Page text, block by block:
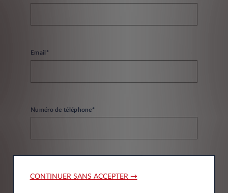
Email*
Numéro de téléphone*
CONTINUER SANS ACCEPTER →